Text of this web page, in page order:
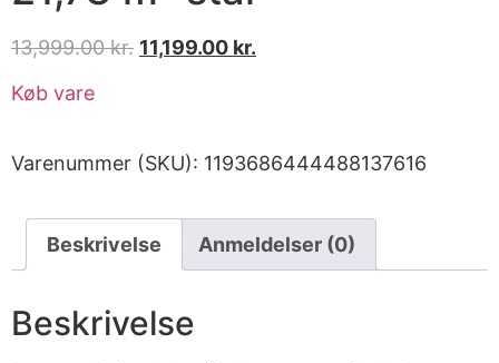
13,999.00kr. 11,199.00 kr.
Køb vare
Varenummer (SKU): 1193686444488137616
Beskrivelse Anmeldelser (0)
Beskrivelse